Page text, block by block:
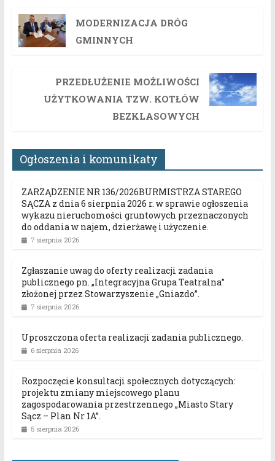
MODERNIZACJA DRÓG
GMINNYCH
PRZEDŁUŻENIE MOŻLIWOŚCI
UŻYTKOWANIA TZW. KOTŁÓW
BEZKLASOWYCH
Ogłoszenia i komunikaty
ZARZĄDZENIE NR 136/2026BURMISTRZA STAREGO
SĄCZA z dnia 6 sierpnia 2026 r. w sprawie ogłoszenia
wykazu nieruchomości gruntowych przeznaczonych
do oddania w najem, dzierżawę i użyczenie.
7 sierpnia 2026
Zgłaszanie uwag do oferty realizacji zadania
publicznego pn. „Integracyjna Grupa Teatralna”
złożonej przez Stowarzyszenie „Gniazdo”.
7 sierpnia 2026
Uproszczona oferta realizacji zadania publicznego.
6 sierpnia 2026
Rozpoczęcie konsultacji społecznych dotyczących:
projektu zmiany miejscowego planu
zagospodarowania przestrzennego „Miasto Stary
Sącz – Plan Nr 1A”.
5 sierpnia 2026